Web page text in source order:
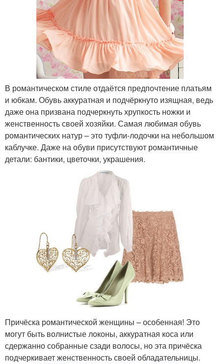
В романтическом стиле отдаётся предпочтение платьям
и юбкам. Обувь аккуратная и подчёркнуто изящная, ведь
даже она призвана подчеркнуть хрупкость ножки и
женственность своей хозяйки. Самая любимая обувь
романтических натур – это туфли-лодочки на небольшом
каблучке. Даже на обуви присутствуют романтичные
детали: бантики, цветочки, украшения.
Причёска романтической женщины – особенная! Это
могут быть волнистые локоны, аккуратная коса или
сдержанно собранные сзади волосы, но эта причёска
подчеркивает женственность своей обладательницы.